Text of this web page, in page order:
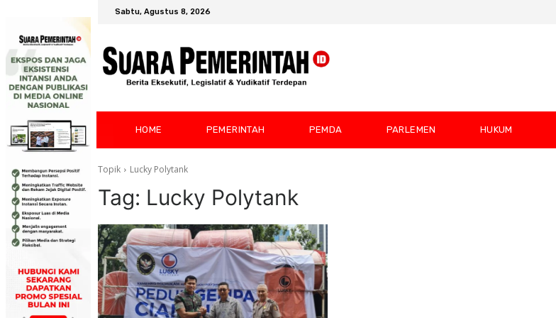
Sabtu, Agustus 8, 2026
HOME PEMERINTAH PEMDA PARLEMEN HUKUM
Topik Lucky Polytank
Tag: Lucky Polytank